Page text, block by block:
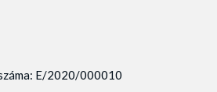
E/2020/000010